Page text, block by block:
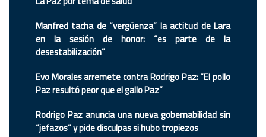
Manfred tacha de “vergüenza” la actitud de Lara
en la sesión de honor: “es parte de la
desestabilización”
Evo Morales arremete contra Rodrigo Paz: “El pollo
Paz resultó peor que el gallo Paz”
Rodrigo Paz anuncia una nueva gobernabilidad sin
“jefazos” y pide disculpas si hubo tropiezos